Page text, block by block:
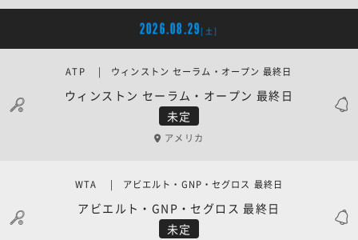
2026.08.29 [土]
未定
ウィンストン セーラム・オープン 最終日
ATP | ウィンストン セーラム・オープン 最終日
アメリカ
未定
アビエルト・GNP・セグロス 最終日
WTA | アビエルト・GNP・セグロス 最終日